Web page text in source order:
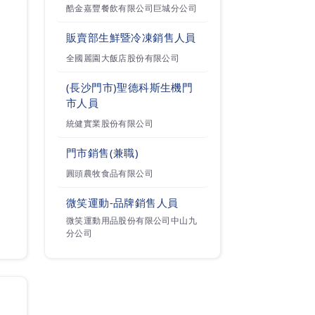
酷金嘉豐餐飲有限公司巨城分公司
販賣部生鮮暨冷凍銷售人員
全國麗園大飯店股份有限公司
(長沙門市)聖德科斯生機門
市人員
統健實業股份有限公司
門市銷售(兼職)
圓頭農牧食品有限公司
微笑運動-品牌銷售人員
微笑運動用品股份有限公司中山九
分公司